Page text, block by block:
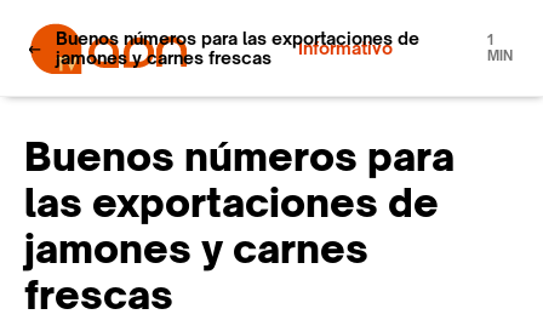
Informativo
Buenos números para las exportaciones de
jamones y carnes frescas
1
MIN
Buenos números para
las exportaciones de
jamones y carnes
frescas